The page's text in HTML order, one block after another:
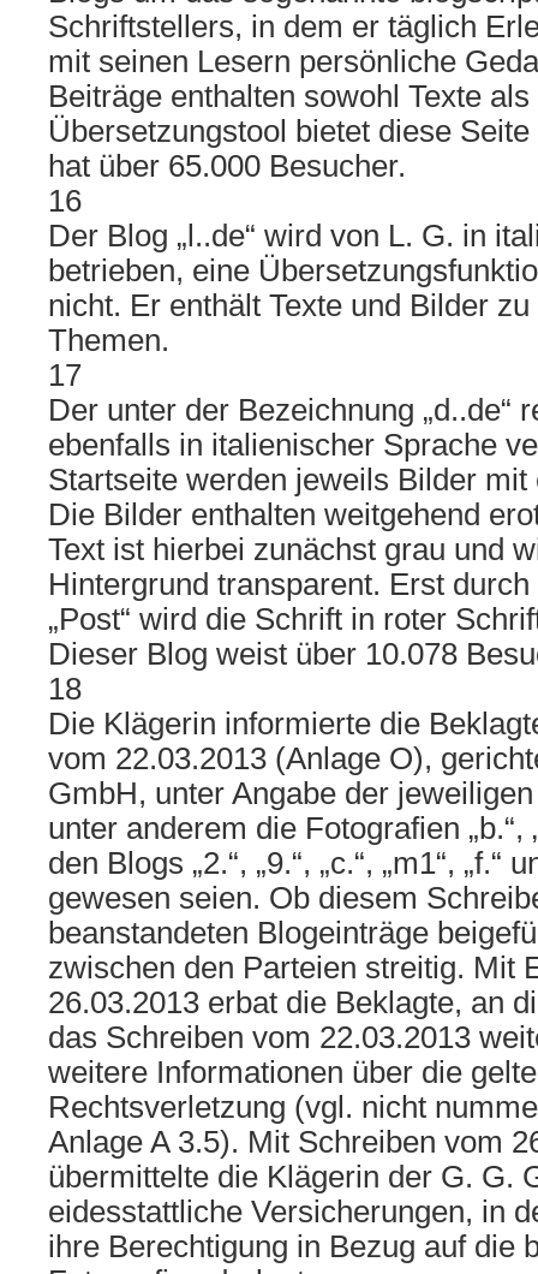
Schriftstellers, in dem er täglich
mit seinen Lesern persönliche
Beiträge enthalten sowohl Texte
Übersetzungstool bietet diese
hat über 65.000 Besucher.
16
Der Blog „l..de“ wird von L. G. in
betrieben, eine
nicht. Er enthält Texte und Bilder
Themen.
17
Der unter der Bezeichnung „d..de“
ebenfalls in italienischer Sprache
Startseite werden jeweils Bilder mit
Die Bilder enthalten weitgehend
Text ist hierbei zunächst grau und
Hintergrund transparent. Erst
„Post“ wird die Schrift in roter
Dieser Blog weist über 10.078
18
Die Klägerin informierte die
vom 22.03.2013 (Anlage O),
GmbH, unter Angabe der
unter anderem die Fotografien „b.“,
den Blogs „2.“, „9.“, „c.“, „m1“, „f.“
gewesen seien. Ob diesem
beanstandeten Blogeinträge
zwischen den Parteien streitig. Mit
26.03.2013 erbat die Beklagte, an
das Schreiben vom 22.03.2013
weitere Informationen über die
Rechtsverletzung (vgl. nicht
Anlage A 3.5). Mit Schreiben vom
übermittelte die Klägerin der G. G.
eidesstattliche Versicherungen, in
ihre Berechtigung in Bezug auf die